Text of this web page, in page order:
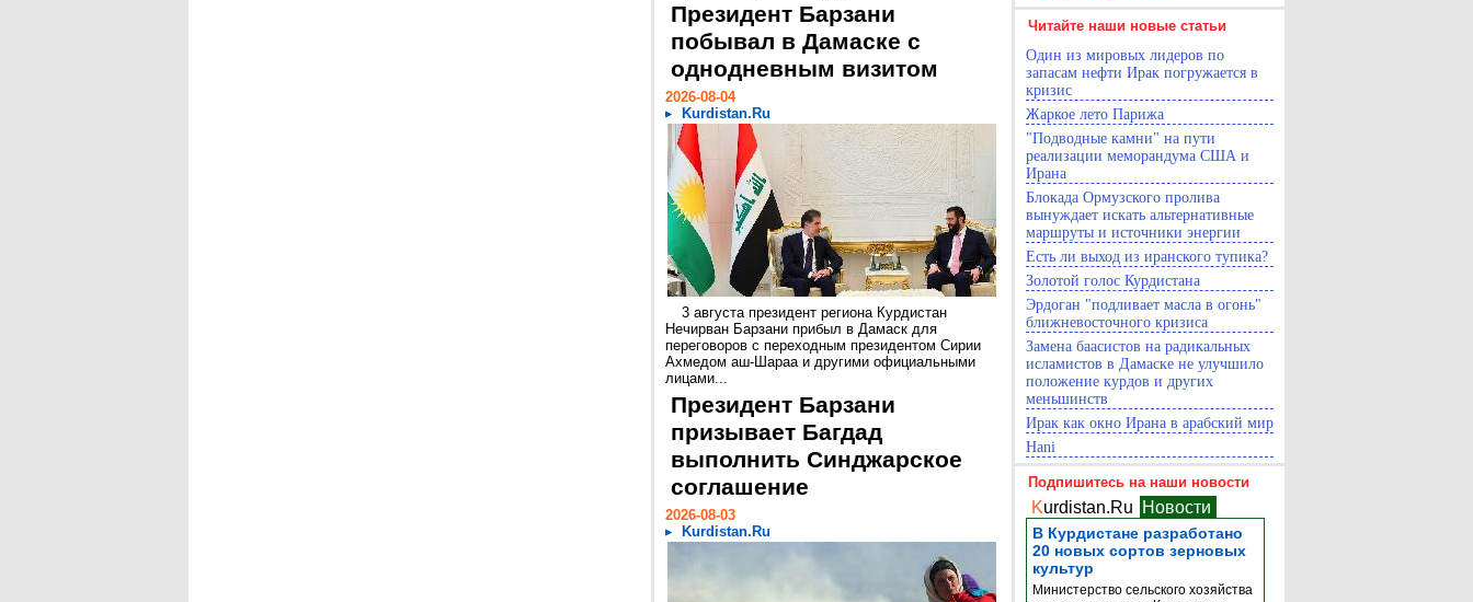
Президент Барзани
побывал в Дамаске с
однодневным визитом
2026-08-04
Kurdistan.Ru
3 августа президент региона Курдистан
Нечирван Барзани прибыл в Дамаск для
переговоров с переходным президентом Сирии
Ахмедом аш-Шараа и другими официальными
лицами...
Президент Барзани
призывает Багдад
выполнить Синджарское
соглашение
2026-08-03
Kurdistan.Ru
Читайте наши новые статьи
Один из мировых лидеров по
запасам нефти Ирак погружается в
кризис
Жаркое лето Парижа
"Подводные камни" на пути
реализации меморандума США и
Ирана
Блокада Ормузского пролива
вынуждает искать альтернативные
маршруты и источники энергии
Есть ли выход из иранского тупика?
Золотой голос Курдистана
Эрдоган "подливает масла в огонь"
ближневосточного кризиса
Замена баасистов на радикальных
исламистов в Дамаске не улучшило
положение курдов и других
меньшинств
Ирак как окно Ирана в арабский мир
Hani
Подпишитесь на наши новости
Kurdistan.Ru Новости
В Курдистане разработано
20 новых сортов зерновых
культур
Министерство сельского хозяйства